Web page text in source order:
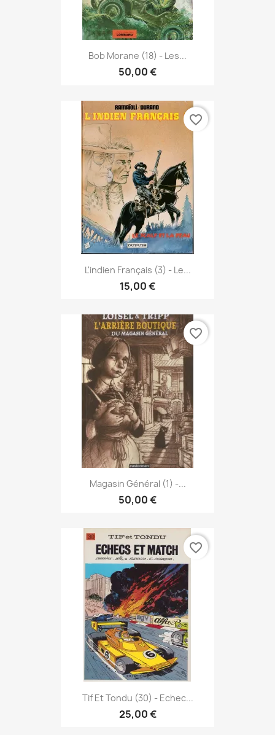
Bob Morane (18) - Les...
50,00 €
L'indien Français (3) - Le...
15,00 €
favorite_border
Magasin Général (1) -...
50,00 €
favorite_border
Tif Et Tondu (30) - Echec...
25,00 €
favorite_border